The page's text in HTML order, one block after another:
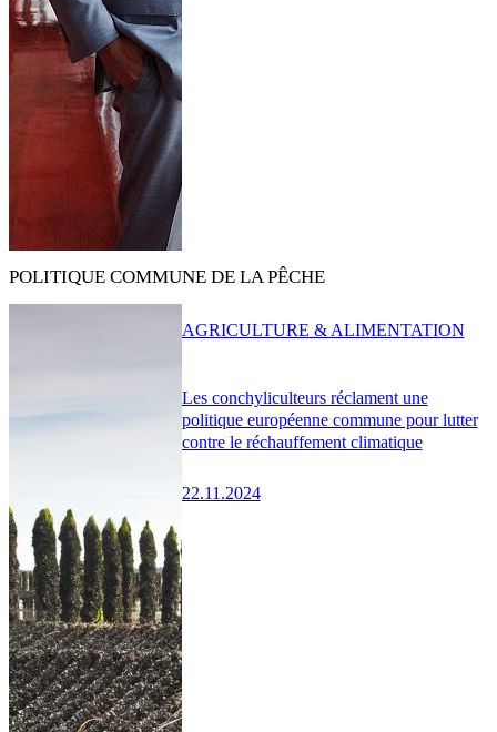
POLITIQUE COMMUNE DE LA PÊCHE
Les conchyliculteurs réclament une
politique européenne commune pour lutter
contre le réchauffement climatique
22.11.2024
AGRICULTURE & ALIMENTATION